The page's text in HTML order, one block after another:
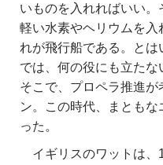
いものを入れればいい。
軽い水素やヘリウムを入
れが飛行船である。とは
では、何の役にも立たな
そこで、プロペラ推進
ン。この時代、まとも
った。
イギリスのワットは